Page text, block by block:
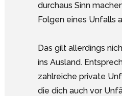
durchaus Sinn
Folgen eines Unfalls
Das gilt allerdings
ins Ausland.
zahlreiche private
die dich auch vor